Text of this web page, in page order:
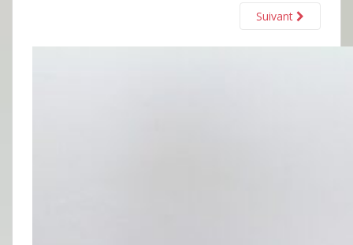
Suivant